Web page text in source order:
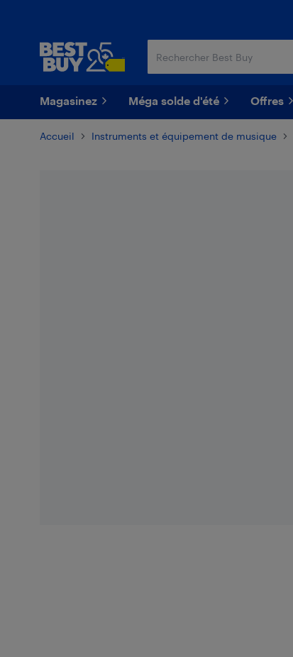
Magasinez Méga solde d'été Offres
Accueil Instruments et équipement de musique